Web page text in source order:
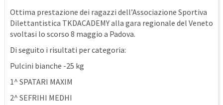
Ottima prestazione dei ragazzi dell’Associazione Sportiva
Dilettantistica TKDACADEMY alla gara regionale del Veneto
svoltasi lo scorso 8 maggio a Padova.
Di seguito i risultati per categoria:
Pulcini bianche -25 kg
1^ SPATARI MAXIM
2^ SEFRIHI MEDHI